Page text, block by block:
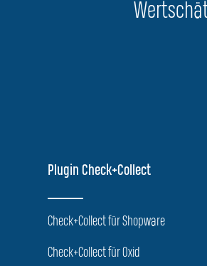
Plugin Check+Collect
Check+Collect für Shopware
Check+Collect für Oxid